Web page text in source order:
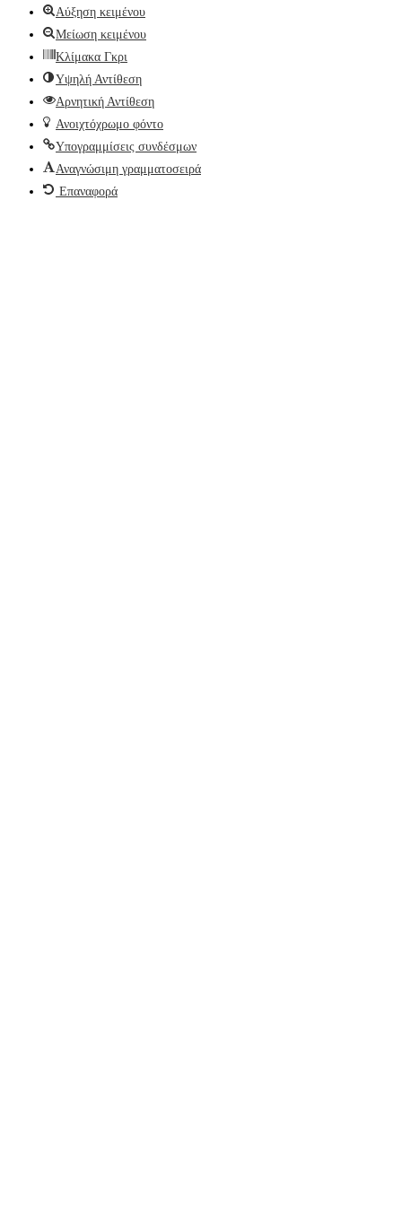
Αύξηση κειμένου
Μείωση κειμένου
Κλίμακα Γκρι
Υψηλή Αντίθεση
Αρνητική Αντίθεση
Ανοιχτόχρωμο φόντο
Υπογραμμίσεις συνδέσμων
Αναγνώσιμη γραμματοσειρά
Επαναφορά